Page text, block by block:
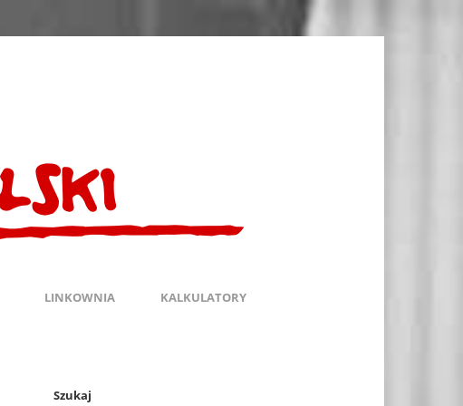
LINKOWNIA KALKULATORY
Szukaj